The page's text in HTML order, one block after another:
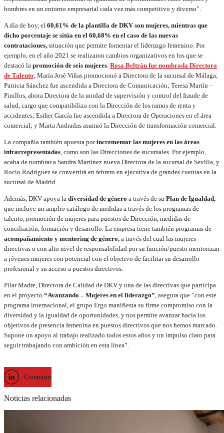
hombres en un entorno empresarial cada vez más competitivo y diverso”.
A día de hoy, el 60,61% de la plantilla de DKV son mujeres, mientras que
dicho porcentaje se sitúa en el 60,68% en el caso de las nuevas
contrataciones, situación que permite fomentar el liderazgo femenino. Por
ejemplo, en el año 2021 se realizaron cambios organizativos en los que se
destacó la promoción de seis mujeres. Rosa Beltrán fue nombrada Directora
de Talento; María José Viñas promocionó a Directora de la sucursal de Málaga;
Patricia Sánchez fue ascendida a Directora de Comunicación; Teresa Martín –
Pinillos, ahora Directora de la unidad de supervisión y control del fraude de
salud, cargo que compatibiliza con la Dirección de los ramos de renta y
accidentes; Esther García fue ascendida a Directora de Operaciones en el área
comercial; y Marta Andradas asumió la Dirección de transformación comercial.
La compañía también apuesta porincrementar las mujeres en las áreas
infrarrepresentadas, como son las Direcciones de sucursales. Por ejemplo,
acaba de nombrar a Sandra Martínez nueva Directora de la sucursal de Sevilla, y
Rocío Rodríguez se convertirá en febrero en ejecutiva de grandes cuentas en la
sucursal de Madrid.
Además, DKV apoya la diversidad de género a través de su Plan de Igualdad,
que incluye un amplio catálogo de medidas a través de los programas de
talento, promoción de mujeres para puestos de Dirección, medidas de
conciliación, formación y desarrollo. La empresa tiene también programas de
acompañamiento y mentoring de género, a través del cual las mujeres
directivas o con alto nivel de responsabilidad por su función/puesto mentorizan
a jóvenes mujeres con potencial con el objetivo de facilitar su desarrollo
profesional y su acceso a puestos directivos.
Pilar Madre, Directora de Calidad de DKV y una de las directivas que participa
en el proyecto “Avanzando – Mujeres en el liderazgo” , asegura que “con este
programa internacional, el grupo Ergo manifiesta su firme compromiso con la
diversidad y la igualdad de oportunidades, y nos permite avanzar hacia los
objetivos de presencia femenina en puestos directivos que nos hemos marcado.
Supone un apoyo al trabajo realizado todos estos años y un impulso claro para
seguir trabajando con ambición en esta línea”.
Compartir
Noticias relacionadas